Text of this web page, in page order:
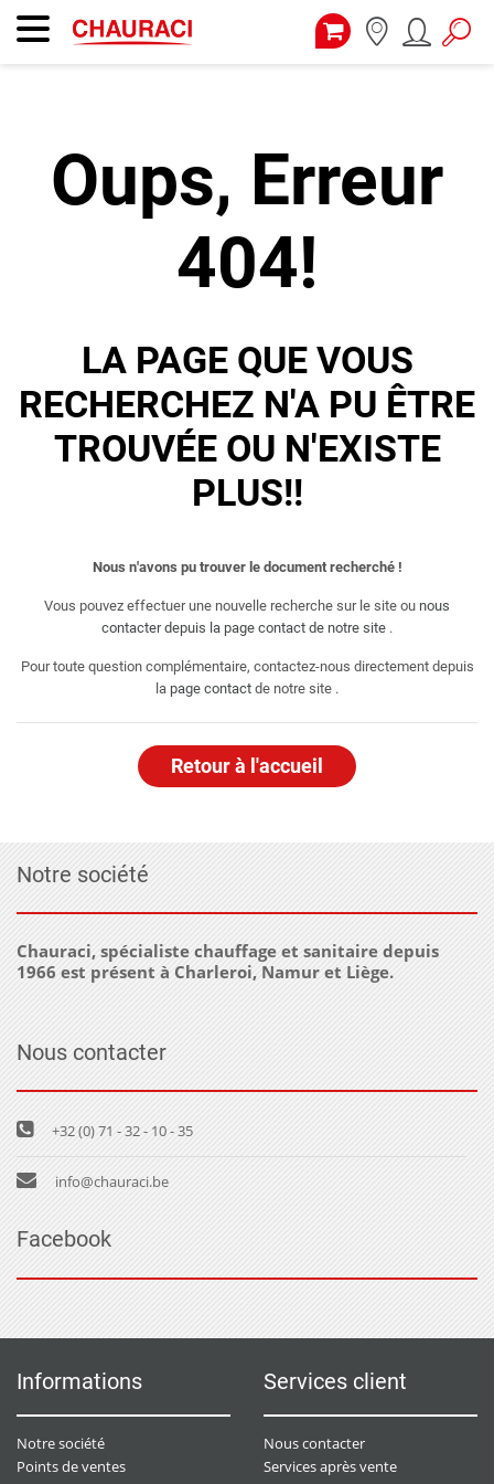
Oups, Erreur
404!
LA PAGE QUE VOUS
RECHERCHEZ N'A PU ÊTRE
TROUVÉE OU N'EXISTE
PLUS!!
Nous n'avons pu trouver le document recherché !
Vous pouvez effectuer une nouvelle recherche sur le site ou nous
contacter depuis la page contact de notre site .
Pour toute question complémentaire, contactez-nous directement depuis
la page contact de notre site .
Retour à l'accueil
Notre société
Chauraci, spécialiste chauffage et sanitaire depuis
1966 est présent à Charleroi, Namur et Liège.
Nous contacter
+32 (0) 71 - 32 - 10 - 35
info@chauraci.be
Facebook
Informations
Notre société
Points de ventes
Services client
Nous contacter
Services après vente